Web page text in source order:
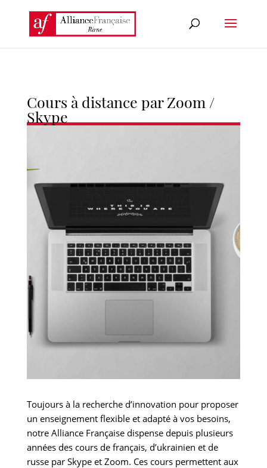
Cours à distance par Zoom /
Skype
Toujours à la recherche d’innovation pour proposer
un enseignement flexible et adapté à vos besoins,
notre Alliance Française dispense depuis plusieurs
années des cours de français, d’ukrainien et de
russe par Skype et Zoom. Ces cours permettent aux